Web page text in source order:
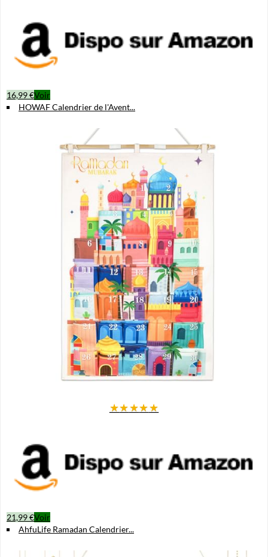
16,99 €Voir
HOWAF Calendrier de l'Avent...
★★★★★
21,99 €Voir
AhfuLife Ramadan Calendrier...